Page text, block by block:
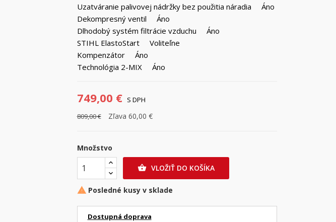
Uzatváranie palivovej nádržky bez použitia náradia Áno
Dekompresný ventil Áno
Dlhodobý systém filtrácie vzduchu Áno
STIHL ElastoStart Voliteľne
Kompenzátor Áno
Technológia 2-MIX Áno
749,00 € S DPH
809,00 €
Zľava 60,00 €
Množstvo
 VLOŽIŤ DO KOŠÍKA
 Posledné kusy v sklade
Dostupná doprava